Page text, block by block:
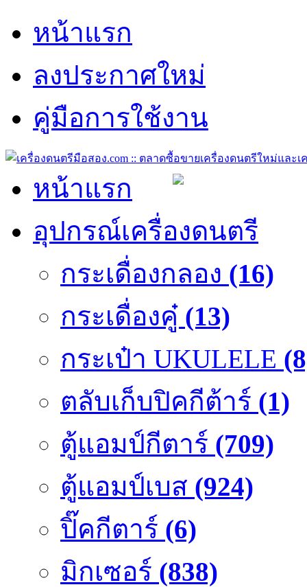
หน้าแรก
ลงประกาศใหม่
คู่มือการใช้งาน
หน้าแรก
อุปกรณ์เครื่องดนตรี
กระเดื่องกลอง (16)
กระเดื่องคู๋ (13)
กระเป๋า UKULELE
ตลับเก็บปิคกีต้าร์ (1)
ตู้แอมป์กีตาร์ (709)
ตู้แอมป์เบส (924)
ปิ๊คกีตาร์ (6)
มิกเซอร์ (838)